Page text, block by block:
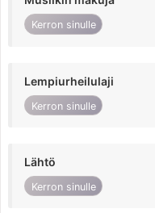
Kerron sinulle
Lempiurheilulaji
Kerron sinulle
Lähtö
Kerron sinulle